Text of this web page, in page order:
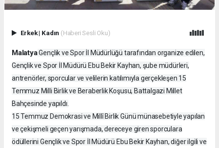
Erkek| Kadın (Haberi Sesli Oku)
MalatyaGençlik ve Spor İl Müdürlüğü tarafından organize edilen,
Gençlik ve Spor İl Müdürü Ebu Bekir Kayhan, şube müdürleri,
antrenörler, sporcular ve velilerin katılımıyla gerçekleşen 15
Temmuz Milli Birlik ve Beraberlik Koşusu, Battalgazi Millet
Bahçesinde yapıldı.
15 Temmuz Demokrasi ve Millî Birlik Günü münasebetiyle yapılan
ve çekişmeli geçen yarışmada, dereceye giren sporculara
ödüllerini Gençlik ve Spor İl Müdürü Ebu Bekir Kayhan, diğer ilgili ve